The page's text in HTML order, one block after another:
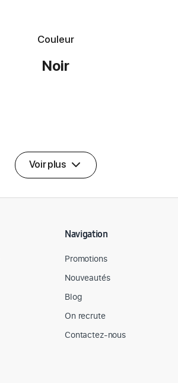
Couleur
Noir
Voir plus
Navigation
Promotions
Nouveautés
Blog
On recrute
Contactez-nous